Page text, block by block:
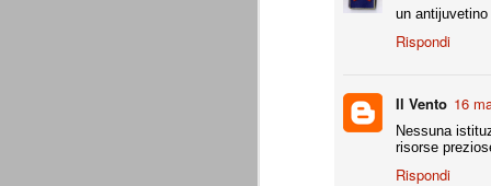
un
Rispondi
Il Vento 16
Nessuna
risorse
Rispondi
Da agosto 2012 a giugno 2015.